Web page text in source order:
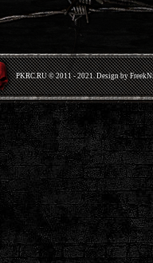
PKRС.RU © 2011 - 2021. Design by